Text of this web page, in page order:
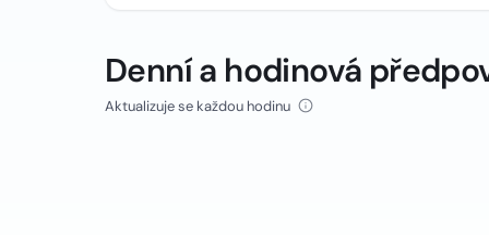
Denní a hodinová
Aktualizuje se každou hodinu